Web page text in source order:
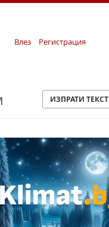
Влез Регистрация
ИЗПРАТИ ТЕКСТ